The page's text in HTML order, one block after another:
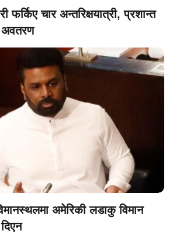
फर्किए चार अन्तरिक्षयात्री, प्रशान्त
अवतरण
अमेरिकी लडाकु विमान